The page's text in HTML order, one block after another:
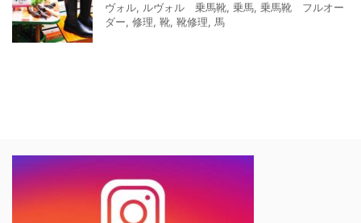
ヴォル, ルヴォル 乗馬靴, 乗馬, 乗馬靴 フルオー
ダー, 修理, 靴, 靴修理, 馬